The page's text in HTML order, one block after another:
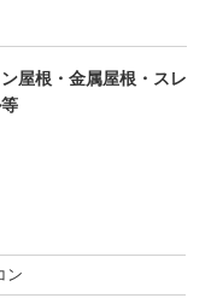
屋根・金属屋根・スレ
ン